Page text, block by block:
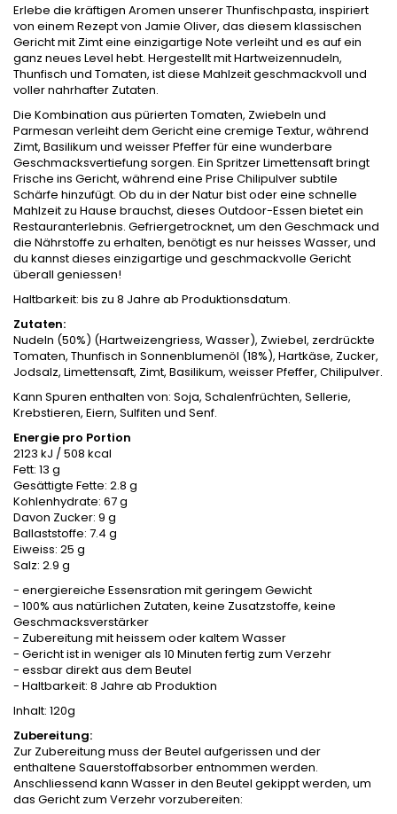
Erlebe die kräftigen Aromen unserer Thunfischpasta, inspiriert
von einem Rezept von Jamie Oliver, das diesem klassischen
Gericht mit Zimt eine einzigartige Note verleiht und es auf ein
ganz neues Level hebt. Hergestellt mit Hartweizennudeln,
Thunfisch und Tomaten, ist diese Mahlzeit geschmackvoll und
voller nahrhafter Zutaten.
Die Kombination aus pürierten Tomaten, Zwiebeln und
Parmesan verleiht dem Gericht eine cremige Textur, während
Zimt, Basilikum und weisser Pfeffer für eine wunderbare
Geschmacksvertiefung sorgen. Ein Spritzer Limettensaft bringt
Frische ins Gericht, während eine Prise Chilipulver subtile
Schärfe hinzufügt. Ob du in der Natur bist oder eine schnelle
Mahlzeit zu Hause brauchst, dieses Outdoor-Essen bietet ein
Restauranterlebnis. Gefriergetrocknet, um den Geschmack und
die Nährstoffe zu erhalten, benötigt es nur heisses Wasser, und
du kannst dieses einzigartige und geschmackvolle Gericht
überall geniessen!
Haltbarkeit: bis zu 8 Jahre ab Produktionsdatum.
Zutaten:
Nudeln (50%) (Hartweizengriess, Wasser), Zwiebel, zerdrückte
Tomaten, Thunfisch in Sonnenblumenöl (18%), Hartkäse, Zucker,
Jodsalz, Limettensaft, Zimt, Basilikum, weisser Pfeffer, Chilipulver.
Kann Spuren enthalten von: Soja, Schalenfrüchten, Sellerie,
Krebstieren, Eiern, Sulfiten und Senf.
Energie pro Portion
2123 kJ / 508 kcal
Fett: 13 g
Gesättigte Fette: 2.8 g
Kohlenhydrate: 67 g
Davon Zucker: 9 g
Ballaststoffe: 7.4 g
Eiweiss: 25 g
Salz: 2.9 g
- energiereiche Essensration mit geringem Gewicht
- 100% aus natürlichen Zutaten, keine Zusatzstoffe, keine
Geschmacksverstärker
- Zubereitung mit heissem oder kaltem Wasser
- Gericht ist in weniger als 10 Minuten fertig zum Verzehr
- essbar direkt aus dem Beutel
- Haltbarkeit: 8 Jahre ab Produktion
Inhalt: 120g
Zubereitung:
Zur Zubereitung muss der Beutel aufgerissen und der
enthaltene Sauerstoffabsorber entnommen werden.
Anschliessend kann Wasser in den Beutel gekippt werden, um
das Gericht zum Verzehr vorzubereiten: